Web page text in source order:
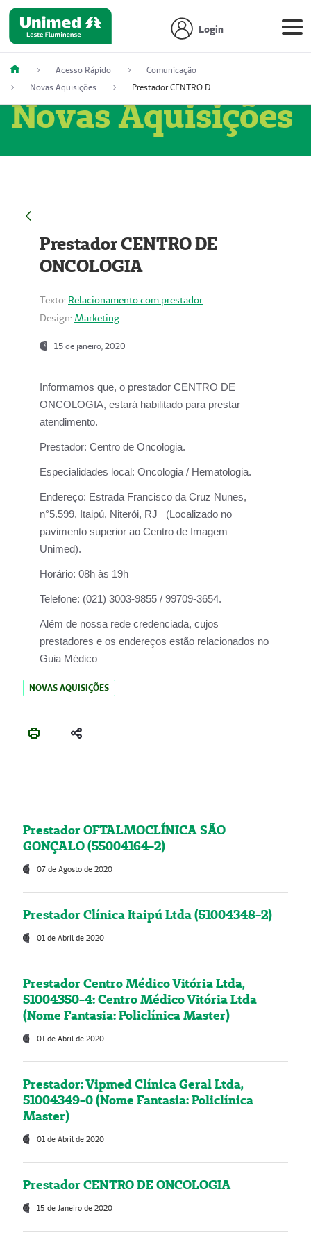
Login
Acesso Rápido
Comunicação
Novas Aquisições
Prestador CENTRO DE ONCOLOGIA
Novas Aquisições
Prestador CENTRO DE
ONCOLOGIA
Texto: Relacionamento com prestador
Design: Marketing
15 de janeiro, 2020
Informamos que, o prestador CENTRO DE
ONCOLOGIA, estará habilitado para prestar
atendimento.
Prestador: Centro de Oncologia.
Especialidades local: Oncologia / Hematologia.
Endereço: Estrada Francisco da Cruz Nunes,
n°5.599, Itaipú, Niterói, RJ (Localizado no
pavimento superior ao Centro de Imagem
Unimed).
Horário: 08h às 19h
Telefone: (021) 3003-9855 / 99709-3654.
Além de nossa rede credenciada, cujos
prestadores e os endereços estão relacionados no
Guia Médico
NOVAS AQUISIÇÕES
Prestador OFTALMOCLÍNICA SÃO
GONÇALO (55004164-2)
07 de Agosto de 2020
Prestador Clínica Itaipú Ltda (51004348-2)
01 de Abril de 2020
Prestador Centro Médico Vitória Ltda,
51004350-4: Centro Médico Vitória Ltda
(Nome Fantasia: Policlínica Master)
01 de Abril de 2020
Prestador: Vipmed Clínica Geral Ltda,
51004349-0 (Nome Fantasia: Policlínica
Master)
01 de Abril de 2020
Prestador CENTRO DE ONCOLOGIA
15 de Janeiro de 2020